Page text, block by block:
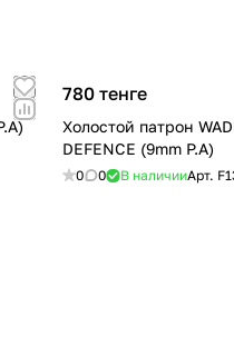
780 тенге
Холостой патрон
DEFENCE (9mm P.A)
0 0 В наличииАрт.